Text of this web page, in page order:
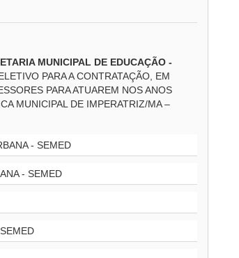
MUNICIPAL DE EDUCAÇÃO -
PARA A CONTRATAÇÃO, EM
PARA ATUAREM NOS ANOS
MUNICIPAL DE IMPERATRIZ/MA –
- SEMED
- SEMED